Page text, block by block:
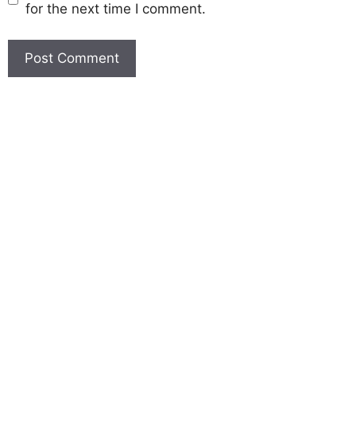
for the next time I comment.